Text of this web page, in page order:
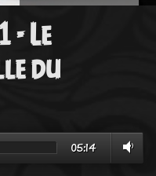
- Le
du
05:14